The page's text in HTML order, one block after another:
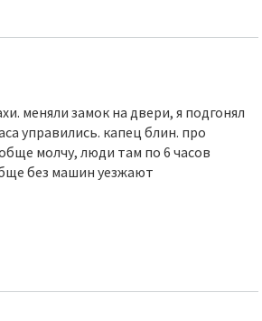
меняли замок на двери, я подгонял
управились. капец блин. про
молчу, люди там по 6 часов
без машин уезжают